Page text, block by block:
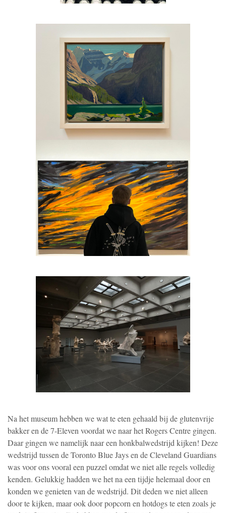
Na het museum hebben we wat te eten gehaald bij de glutenvrije
bakker en de 7-Eleven voordat we naar het Rogers Centre gingen.
Daar gingen we namelijk naar een honkbalwedstrijd kijken! Deze
wedstrijd tussen de Toronto Blue Jays en de Cleveland Guardians
was voor ons vooral een puzzel omdat we niet alle regels volledig
kenden. Gelukkig hadden we het na een tijdje helemaal door en
konden we genieten van de wedstrijd. Dit deden we niet alleen
door te kijken, maar ook door popcorn en hotdogs te eten zoals je